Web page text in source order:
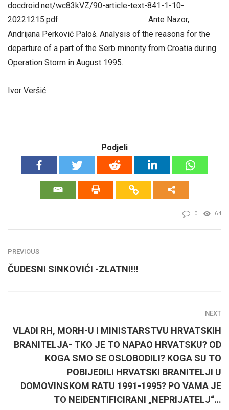
docdroid.net/wc83kVZ/90-article-text-841-1-10-
20221215.pdf Ante Nazor,
Andrijana Perković Paloš. Analysis of the reasons for the
departure of a part of the Serb minority from Croatia during
Operation Storm in August 1995.
Ivor Veršić
Podjeli
0 64
PREVIOUS
ČUDESNI SINKOVIĆI -ZLATNI!!!
NEXT
VLADI RH, MORH-U I MINISTARSTVU HRVATSKIH
BRANITELJA- TKO JE TO NAPAO HRVATSKU? OD
KOGA SMO SE OSLOBODILI? KOGA SU TO
POBIJEDILI HRVATSKI BRANITELJI U
DOMOVINSKOM RATU 1991-1995? PO VAMA JE
TO NEIDENTIFICIRANI „NEPRIJATELJ“…